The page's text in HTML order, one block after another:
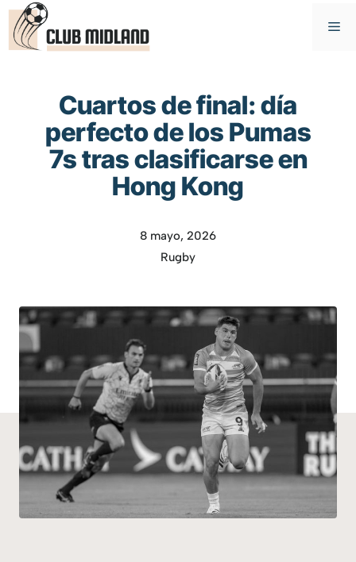
Saltar
contenido
Cuartos de final: día
perfecto de los Pumas
7s tras clasificarse en
Hong Kong
8 mayo, 2026
Rugby